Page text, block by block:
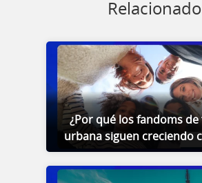
Relacionado
¿Por qué los fandoms de
urbana siguen creciendo